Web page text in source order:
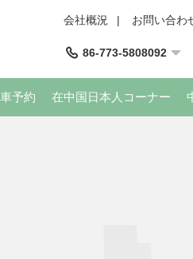
会社概況 | お問い合わ
86-773-5808092
予約 在中国日本人コーナー